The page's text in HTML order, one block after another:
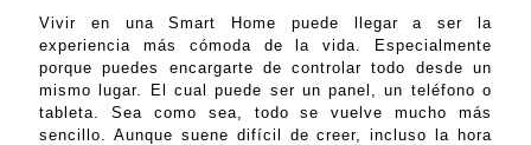
Vivir en una Smart Home puede llegar a ser la
experiencia más cómoda de la vida. Especialmente
porque puedes encargarte de controlar todo desde un
mismo lugar. El cual puede ser un panel, un teléfono o
tableta. Sea como sea, todo se vuelve mucho más
sencillo. Aunque suene difícil de creer, incluso la hora